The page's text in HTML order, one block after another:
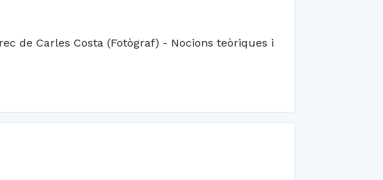
de Carles Costa (Fotògraf) - Nocions teòriques i